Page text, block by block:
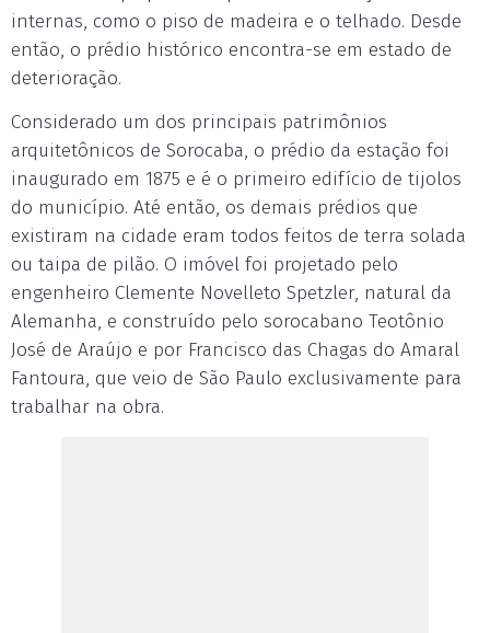
internas, como o piso de madeira e o telhado. Desde
então, o prédio histórico encontra-se em estado de
deterioração.
Considerado um dos principais patrimônios
arquitetônicos de Sorocaba, o prédio da estação foi
inaugurado em 1875 e é o primeiro edifício de tijolos
do município. Até então, os demais prédios que
existiram na cidade eram todos feitos de terra solada
ou taipa de pilão. O imóvel foi projetado pelo
engenheiro Clemente Novelleto Spetzler, natural da
Alemanha, e construído pelo sorocabano Teotônio
José de Araújo e por Francisco das Chagas do Amaral
Fantoura, que veio de São Paulo exclusivamente para
trabalhar na obra.